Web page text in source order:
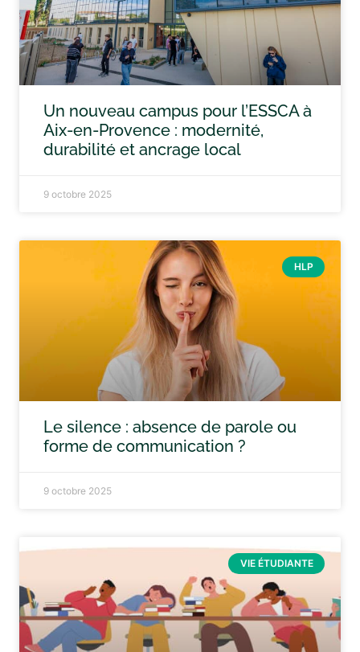
Un nouveau campus pour l’ESSCA à
Aix-en-Provence : modernité,
durabilité et ancrage local
9 octobre 2025
HLP
Le silence : absence de parole ou
forme de communication ?
9 octobre 2025
VIE ÉTUDIANTE